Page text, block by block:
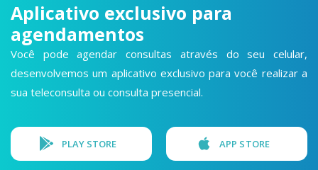
Aplicativo exclusivo para
agendamentos
Você pode agendar consultas através do seu celular,
desenvolvemos um aplicativo exclusivo para você realizar a
sua teleconsulta ou consulta presencial.
PLAY STORE APP STORE